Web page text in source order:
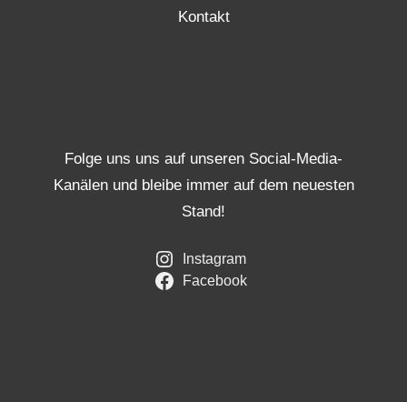
Kontakt
Folge uns uns auf unseren Social-Media-
Kanälen und bleibe immer auf dem neuesten
Stand!
Instagram
Facebook